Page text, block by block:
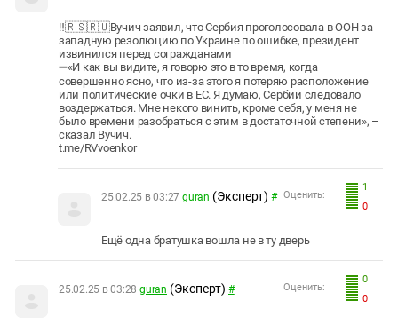
‼️🇷🇸🇷🇺Вучич заявил, что Сербия проголосовала в ООН за
западную резолюцию по Украине по ошибке, президент
извинился перед согражданами
➖«И как вы видите, я говорю это в то время, когда
совершенно ясно, что из-за этого я потеряю расположение
или политические очки в ЕС. Я думаю, Сербии следовало
воздержаться. Мне некого винить, кроме себя, у меня не
было времени разобраться с этим в достаточной степени», –
сказал Вучич.
t.me/RVvoenkor
1
0
Оценить:
25.02.25 в 03:27 guran (Эксперт) #
Ещё одна братушка вошла не в ту дверь
0
0
Оценить:
25.02.25 в 03:28 guran (Эксперт) #